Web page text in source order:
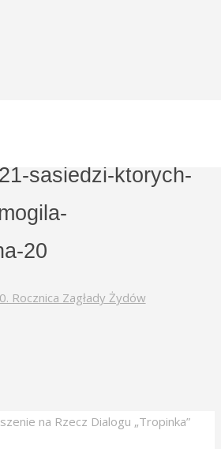
sasiedzi-ktorych-
20
Rocznica Zagłady Żydów
na Rzecz Dialogu „Tropinka”